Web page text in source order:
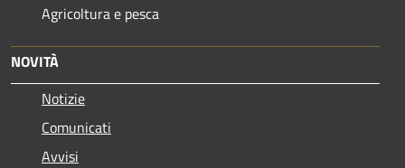
Agricoltura e pesca
NOVITÀ
Notizie
Comunicati
Avvisi